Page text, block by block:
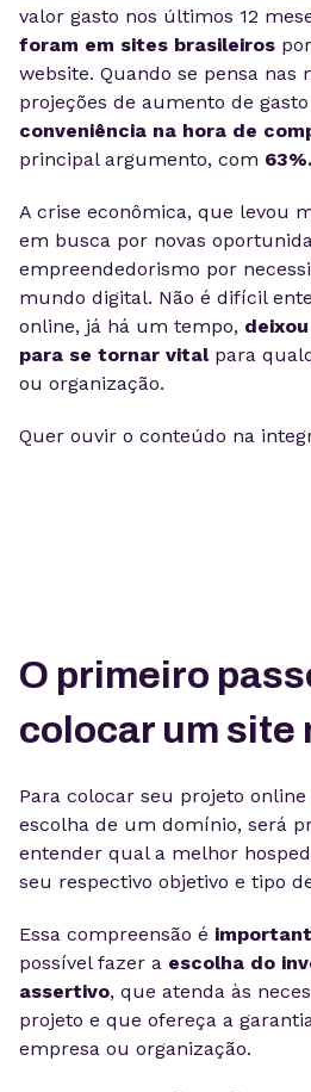
valor gasto nos últimos 12
foram em sites brasileiros
website. Quando se pensa nas
projeções de aumento de
conveniência na hora de
principal argumento, com 63%.
A crise econômica, que levou
em busca por novas
empreendedorismo por
mundo digital. Não é difícil
online, já há um tempo,
para se tornar vitalpara
ou organização.
Quer ouvir o conteúdo na
O primeiro
colocar um site
Para colocar seu projeto
escolha de um domínio, será
entender qual a melhor
seu respectivo objetivo e tipo
Essa compreensão é
possível fazer a escolha do
assertivo, que atenda às
projeto e que ofereça a
empresa ou organização.